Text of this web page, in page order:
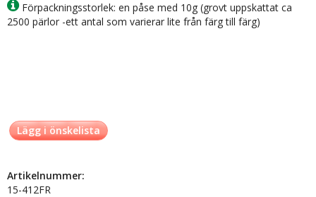
Förpackningsstorlek: en påse med 10g (grovt uppskattat ca
2500 pärlor -ett antal som varierar lite från färg till färg)
Lägg i önskelista
Artikelnummer:
15-412FR